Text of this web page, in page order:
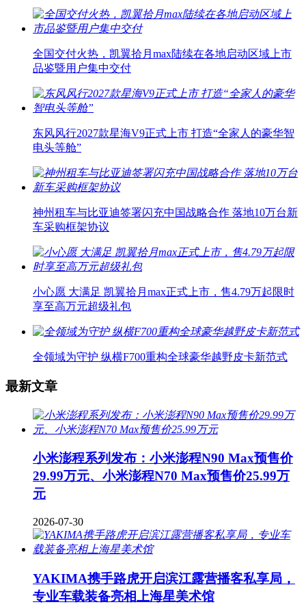
全国交付火热，凯翼拾月max陆续在各地启动区域上市
品鉴暨用户集中交付
东风风行2027款星海V9正式上市 打造“全家人的豪华智
电头等舱”
神州租车与比亚迪签署闪充中国战略合作 落地10万台新
车采购框架协议
小心愿 大满足 凯翼拾月max正式上市，售4.79万起限时
享至高万元超级礼包
全领域为守护 纵横F700重构全球豪华越野皮卡新范式
最新文章
小米澎程系列发布：小米澎程N90 Max预售价
29.99万元、小米澎程N70 Max预售价25.99万
元
2026-07-30
YAKIMA携手路虎开启滨江露营播客私享局，
专业车载装备亮相上海星美术馆